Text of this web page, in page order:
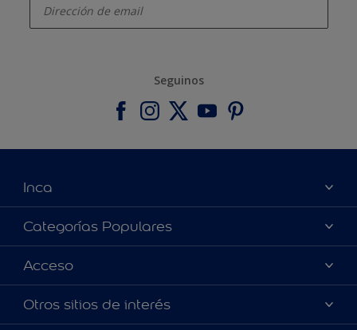
Seguinos
Inca
Acerca de Inca
Contactanos
Encontrá un distribuidor Inca
Categorías Populares
Colores
Productos
Inspiración
Acceso
Accesibilidad
Precisión del color
Otros sitios de interés